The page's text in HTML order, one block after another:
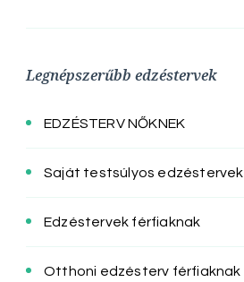
Legnépszerűbb edzéstervek
EDZÉSTERV NŐKNEK
Saját testsúlyos edzéstervek
Edzéstervek férfiaknak
Otthoni edzésterv férfiaknak